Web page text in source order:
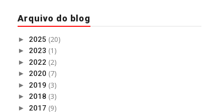
Arquivo do blog
► 2025 (20)
► 2023 (1)
► 2022 (2)
► 2020 (7)
► 2019 (3)
► 2018 (3)
► 2017 (9)